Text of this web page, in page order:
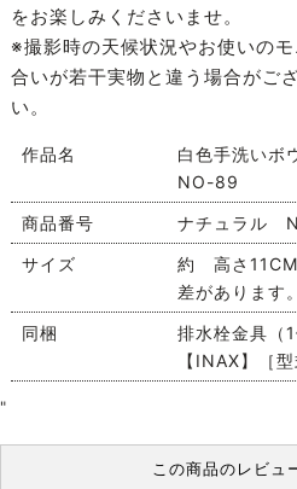
をお楽しみくださいませ。
※撮影時の天候状況やお使いの
合いが若干実物と違う場合がご
い。
作品名
白色手洗いボ
NO-89
商品番号
ナチュラル
サイズ
約 高さ
差があります。
同梱
排水栓金具（
【INAX】［
"
この商品のレビュ